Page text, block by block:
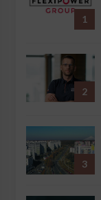
1
2
3